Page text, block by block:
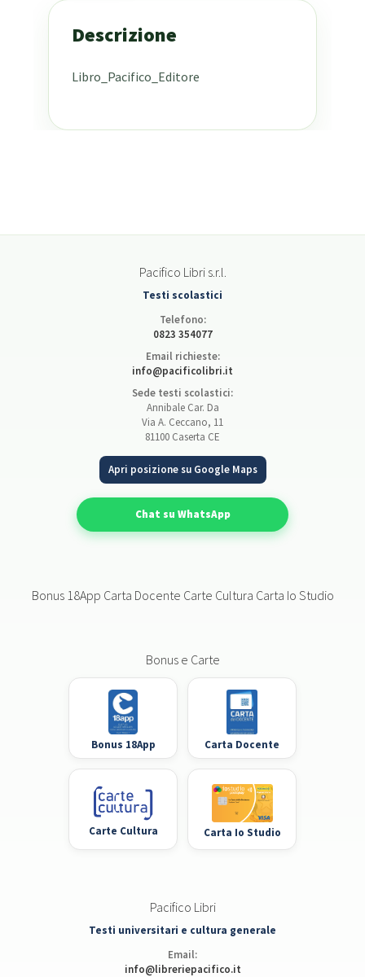
Descrizione
Libro_Pacifico_Editore
Pacifico Libri s.r.l.
Testi scolastici
Telefono:
0823 354077
Email richieste:
info@pacificolibri.it
Sede testi scolastici:
Annibale Car. Da
Via A. Ceccano, 11
81100 Caserta CE
Apri posizione su Google Maps
Chat su WhatsApp
Bonus 18App Carta Docente Carte Cultura Carta Io Studio
Bonus e Carte
Bonus 18App Carta Docente
Carte Cultura Carta Io Studio
Pacifico Libri
Testi universitari e cultura generale
Email:
info@libreriepacifico.it